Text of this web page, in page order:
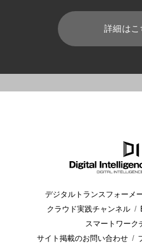
詳細はこ
デジタルトランスフォーメ
クラウド実践チャンネル
スマートワーク
サイト掲載のお問い合わせ